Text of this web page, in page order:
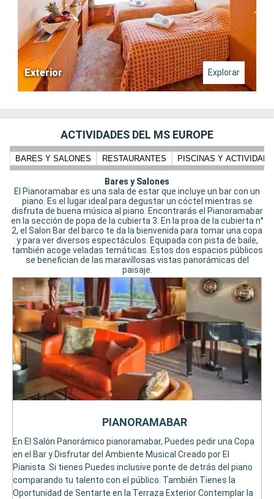
Exterior Explorar
ACTIVIDADES DEL MS EUROPE
BARES Y SALONES RESTAURANTES PISCINAS Y
Bares y Salones
El Pianoramabar es una sala de estar que incluye un bar con un
piano. Es el lugar ideal para degustar un cóctel mientras se
disfruta de buena música al piano. Encontrarás el Pianoramabar
en la sección de popa de la cubierta 3. En la proa de la cubierta n°
2, el Salon Bar del barco te da la bienvenida para tomar una copa
y para ver diversos espectáculos. Equipada con pista de baile,
también acoge veladas temáticas. Estos dos espacios públicos
se benefician de las maravillosas vistas panorámicas del
paisaje.
En El Salón Panorámico pianoramabar, Puedes pedir una Copa
en el Bar y Disfrutar del Ambiente Musical Creado por El
Pianista. Si tienes Puedes inclusive ponte de detrás del piano
comparando tu talento con el público. También Tienes la
Oportunidad de Sentarte en la Terraza Exterior Contemplar la
PIANORAMABAR